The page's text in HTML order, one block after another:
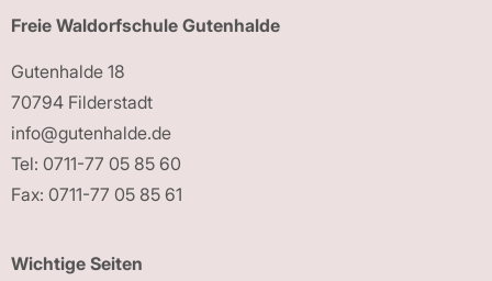
Freie Waldorfschule Gutenhalde
Gutenhalde 18
70794 Filderstadt
info@gutenhalde.de
Tel: 0711-77 05 85 60
Fax: 0711-77 05 85 61
Wichtige Seiten